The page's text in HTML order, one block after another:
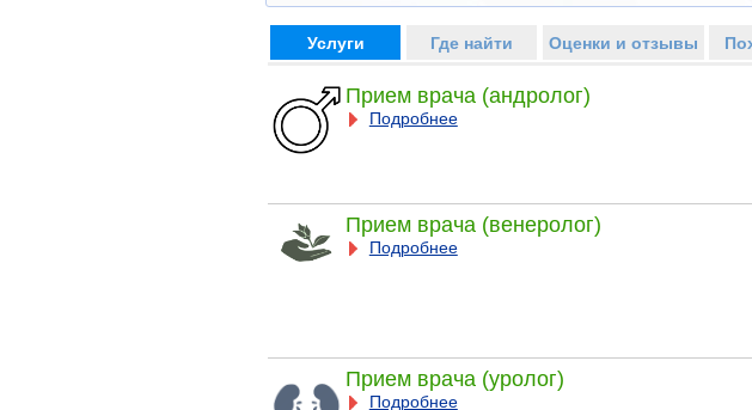
Услуги Где найти Оценки и отзывы
Прием врача (андролог)
Подробнее
Прием врача (венеролог)
Подробнее
Прием врача (уролог)
Подробнее